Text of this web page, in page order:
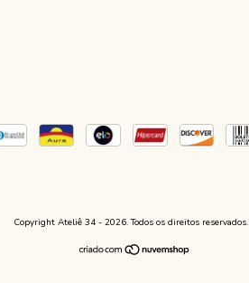
Copyright Ateliê 34 - 2026. Todos os direitos reservados.